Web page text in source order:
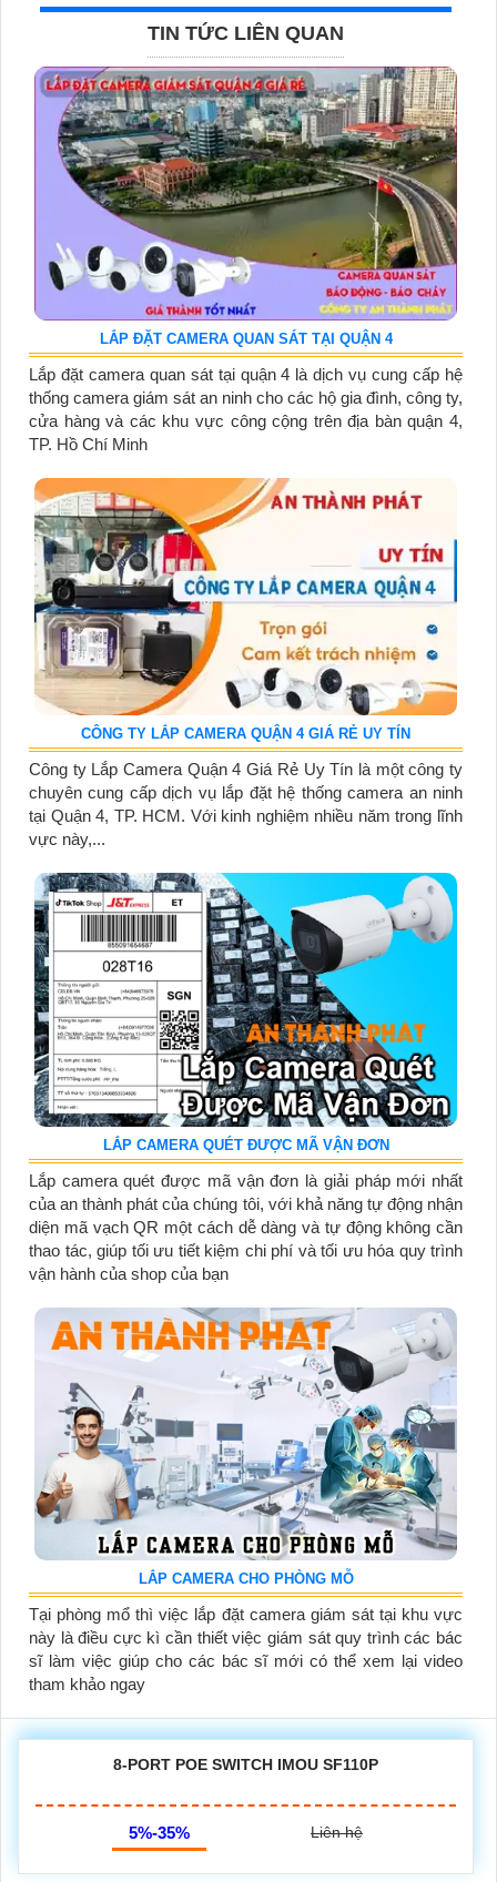
TIN TỨC LIÊN QUAN
LẮP ĐẶT CAMERA QUAN SÁT TẠI QUẬN 4
Lắp đặt camera quan sát tại quận 4 là dịch vụ cung cấp hệ
thống camera giám sát an ninh cho các hộ gia đình, công ty,
cửa hàng và các khu vực công cộng trên địa bàn quận 4,
TP. Hồ Chí Minh
CÔNG TY LẮP CAMERA QUẬN 4 GIÁ RẺ UY TÍN
Công ty Lắp Camera Quận 4 Giá Rẻ Uy Tín là một công ty
chuyên cung cấp dịch vụ lắp đặt hệ thống camera an ninh
tại Quận 4, TP. HCM. Với kinh nghiệm nhiều năm trong lĩnh
vực này,...
LẮP CAMERA QUÉT ĐƯỢC MÃ VẬN ĐƠN
Lắp camera quét được mã vận đơn là giải pháp mới nhất
của an thành phát của chúng tôi, với khả năng tự động nhận
diện mã vạch QR một cách dễ dàng và tự động không cần
thao tác, giúp tối ưu tiết kiệm chi phí và tối ưu hóa quy trình
vận hành của shop của bạn
LẮP CAMERA CHO PHÒNG MỖ
Tại phòng mổ thì việc lắp đặt camera giám sát tại khu vực
này là điều cực kì cần thiết việc giám sát quy trình các bác
sĩ làm việc giúp cho các bác sĩ mới có thể xem lại video
tham khảo ngay
8-PORT POE SWITCH IMOU SF110P
5%-35% Liên hệ